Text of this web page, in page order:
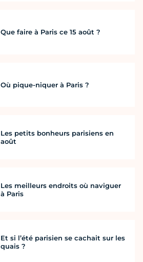
Que faire à Paris ce 15 août ?
Où pique-niquer à Paris ?
Les petits bonheurs parisiens en
août
Les meilleurs endroits où naviguer
à Paris
Et si l’été parisien se cachait sur les
quais ?